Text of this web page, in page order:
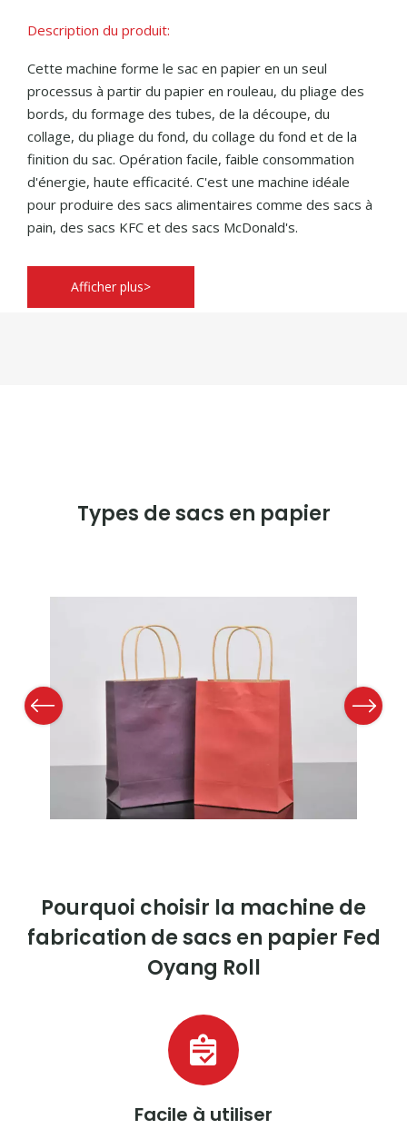
Description du produit:
Cette machine forme le sac en papier en un seul
processus à partir du papier en rouleau, du pliage des
bords, du formage des tubes, de la découpe, du
collage, du pliage du fond, du collage du fond et de la
finition du sac. Opération facile, faible consommation
d'énergie, haute efficacité. C'est une machine idéale
pour produire des sacs alimentaires comme des sacs à
pain, des sacs KFC et des sacs McDonald's.
Afficher plus>
Types de sacs en papier
Previous Next
Pourquoi choisir la machine de
fabrication de sacs en papier Fed
Oyang Roll
Facile à utiliser